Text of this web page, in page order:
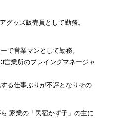
グッズ販売員として勤務。
で営業マンとして勤務。
営業所のプレイングマネージャ
る仕事ぶりが不評となりその
家業の「民宿かず子」の主に